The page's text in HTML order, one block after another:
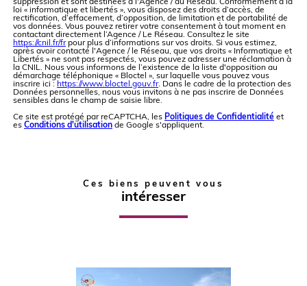
suppression et sont destinées à l'Agence / au Réseau. Conformément à la
loi « informatique et libertés », vous disposez des droits d’accès, de
rectification, d’effacement, d’opposition, de limitation et de portabilité de
vos données. Vous pouvez retirer votre consentement à tout moment en
contactant directement l’Agence / Le Réseau. Consultez le site
https://cnil.fr/frpour plus d’informations sur vos droits. Si vous estimez,
après avoir contacté l'Agence / le Réseau, que vos droits « Informatique et
Libertés » ne sont pas respectés, vous pouvez adresser une réclamation à
la CNIL. Nous vous informons de l’existence de la liste d'opposition au
démarchage téléphonique « Bloctel », sur laquelle vous pouvez vous
inscrire ici : https://www.bloctel.gouv.fr. Dans le cadre de la protection des
Données personnelles, nous vous invitons à ne pas inscrire de Données
sensibles dans le champ de saisie libre.
Ce site est protégé par reCAPTCHA, les Politiques de Confidentialité et
es Conditions d'utilisation de Google s'appliquent.
Ces biens peuvent vous
intéresser